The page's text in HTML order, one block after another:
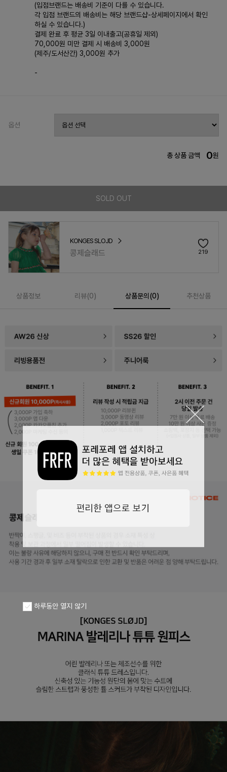
(입점브랜드는 배송비 기준이 다를 수 있습니다.
각 입점 브랜드의 배송비는 해당 브랜드샵-상세페이지에서 확인
하실 수 있습니다.)
결제 완료 후 평균 3일 이내출고(공휴일 제외)
70,000원 미만 결제 시 배송비 3,000원
(제주/도서산간) 3,000원 추가
-
옵션
총 상품 금액 0원
SOLD OUT
KONGES SLOJD
콩제슬래드 219
상품정보 리뷰(0) 상품문의(0) 추천상품
하루동안 열지 않기